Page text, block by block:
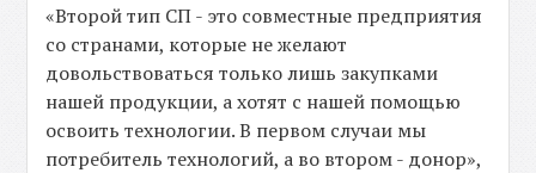
«Второй тип СП - это совместные предприятия
со странами, которые не желают
довольствоваться только лишь закупками
нашей продукции, а хотят с нашей помощью
освоить технологии. В первом случаи мы
потребитель технологий, а во втором - донор»,